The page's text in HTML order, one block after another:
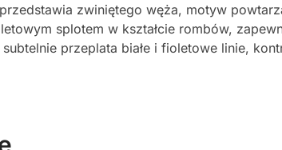
zwiniętego węża, motyw
splotem w kształcie rombów,
przeplata białe i fioletowe linie,